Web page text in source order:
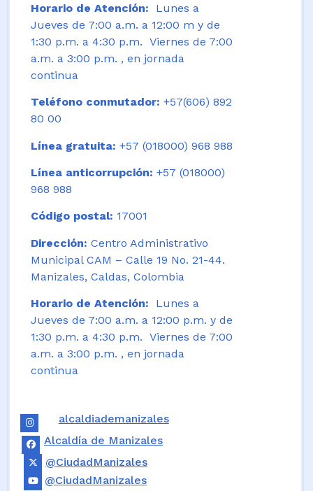
Horario de Atención:
Lunes a
Jueves de 7:00 a.m. a 12:00 m y de
1:30 p.m. a 4:30 p.m. Viernes de 7:00
a.m. a 3:00 p.m. , en jornada
continua
Teléfono conmutador: +57(606) 892
80 00
Línea gratuita: +57 (018000) 968 988
Línea anticorrupción: +57 (018000)
968 988
Código postal: 17001
Dirección: Centro Administrativo
Municipal CAM – Calle 19 No. 21-44.
Manizales, Caldas, Colombia
Horario de Atención: Lunes a
Jueves de 7:00 a.m. a 12:00 p.m. y de
1:30 p.m. a 4:30 p.m. Viernes de 7:00
a.m. a 3:00 p.m. , en jornada
continua
alcaldiademanizales
Alcaldía de Manizales
@CiudadManizales
@CiudadManizales